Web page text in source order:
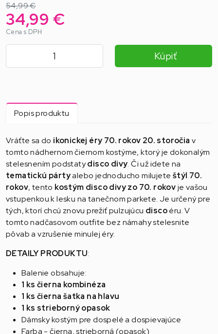
54,99 €
34,99 €
Cena s DPH
Kúpiť
Popis produktu
Vráťte sa do ikonickej éry 70. rokov 20. storočia v
tomto nádhernom čiernom kostýme, ktorý je dokonalým
stelesnením podstatydisco divy. Či už idete na
tematickú pártyalebo jednoducho milujete štýl 70.
rokov, tento kostým disco divy zo 70. rokovje vašou
vstupenkou k lesku na tanečnom parkete. Je určený pre
tých, ktorí chcú znovu prežiť pulzujúcu discoéru. V
tomto nadčasovom outfite bez námahy stelesnite
pôvab a vzrušenie minulej éry.
DETAILY PRODUKTU:
Balenie obsahuje:
1 ks čierna kombinéza
1 ks čierna šatka na hlavu
1 ks strieborný opasok
Dámsky kostým pre dospelé a dospievajúce
Farba - čierna, strieborná (opasok)